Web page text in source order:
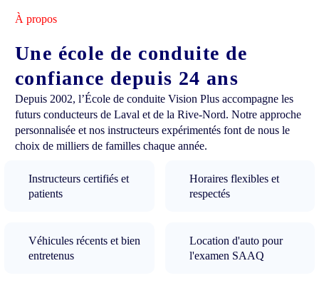
À propos
Une école de conduite de
confiance depuis 24 ans
Depuis 2002, l’École de conduite Vision Plus accompagne les
futurs conducteurs de Laval et de la Rive-Nord. Notre approche
personnalisée et nos instructeurs expérimentés font de nous le
choix de milliers de familles chaque année.
Instructeurs certifiés et
patients
Horaires flexibles et
respectés
Véhicules récents et bien
entretenus
Location d'auto pour
l'examen SAAQ